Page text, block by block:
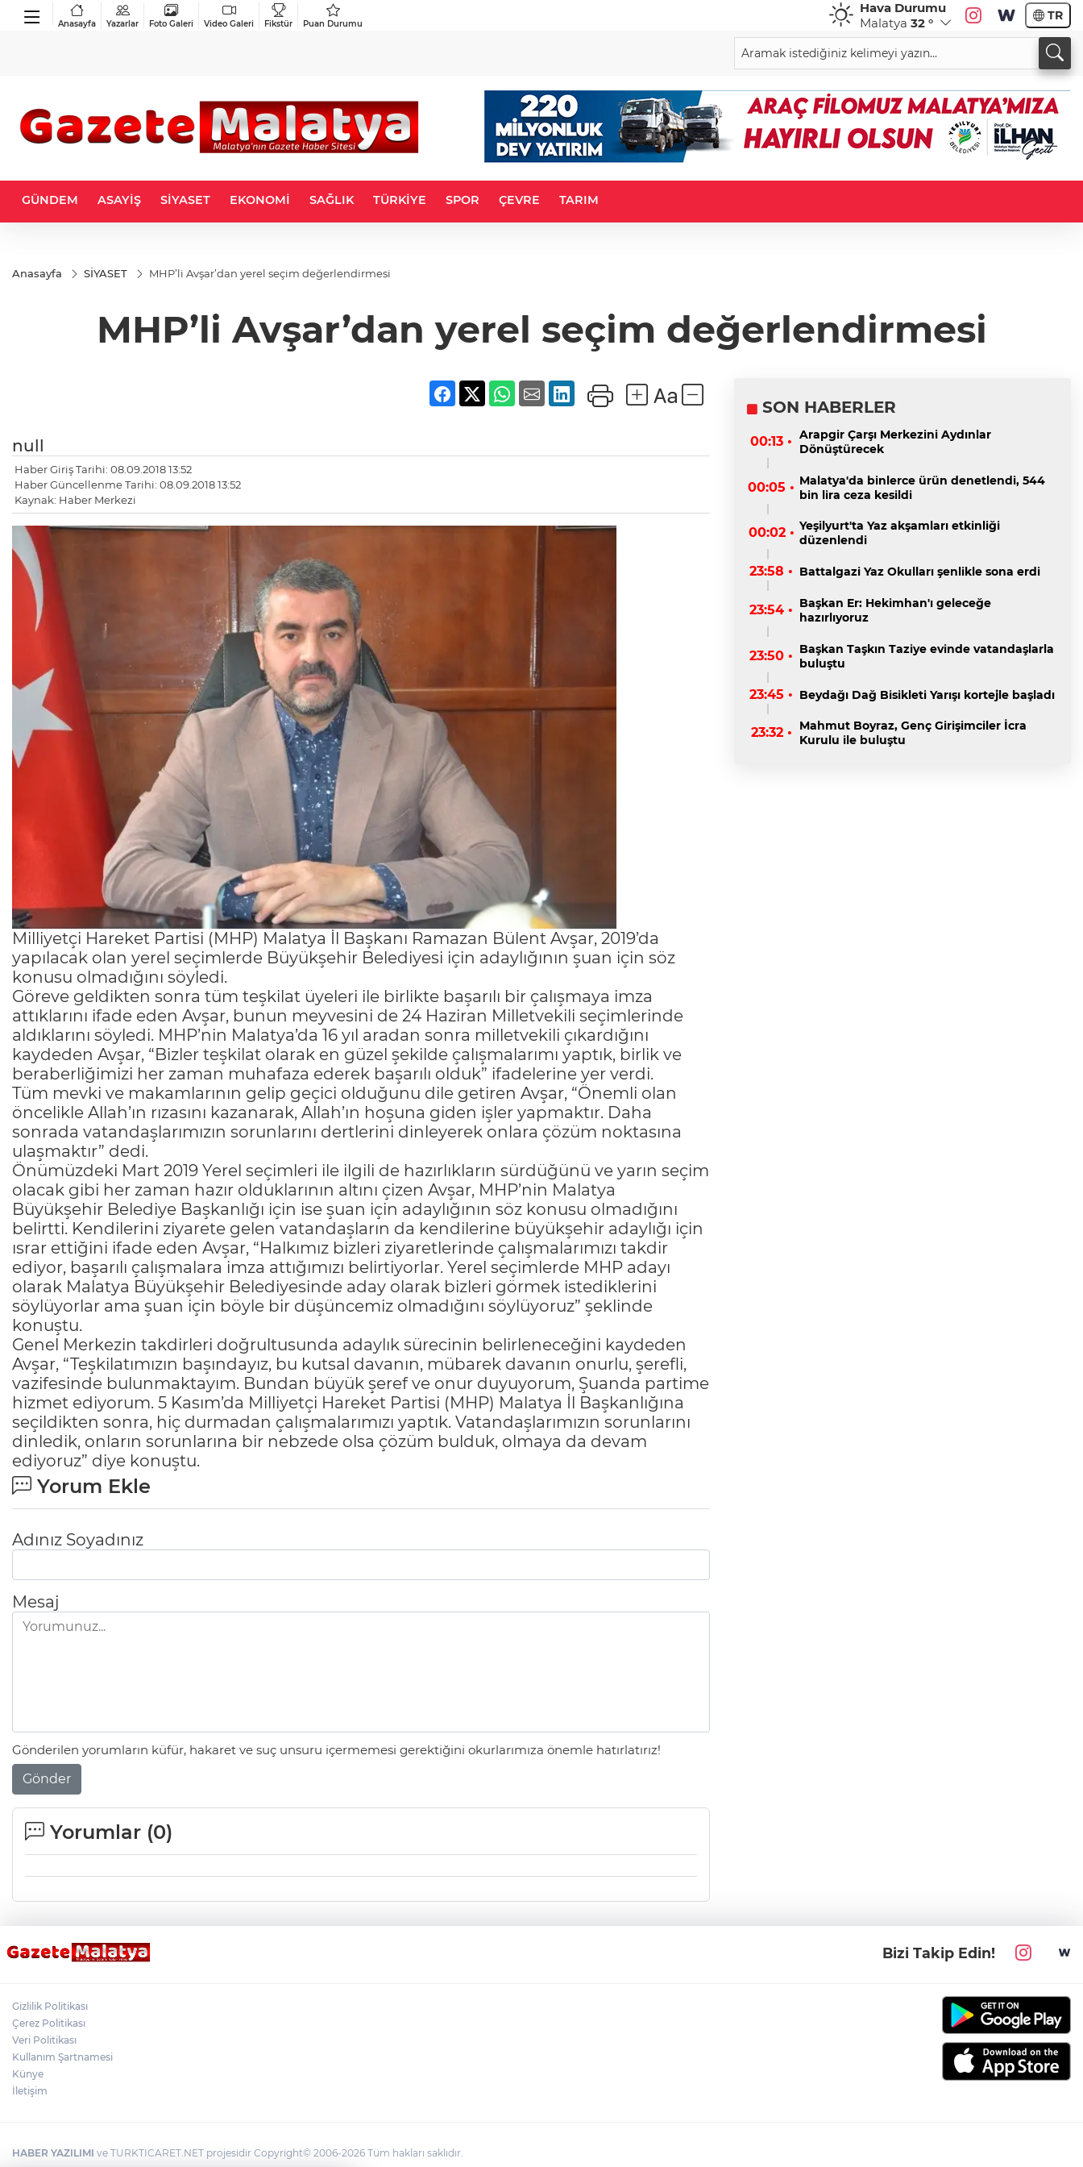
Anasayfa Yazarlar Foto Galeri Video Galeri Fikstür Puan Durumu
Hava Durumu
Malatya 32 ° TR
GÜNDEM ASAYİŞ SİYASET EKONOMİ SAĞLIK TÜRKİYE SPOR ÇEVRE TARIM
Anasayfa SİYASET MHP’li Avşar’dan yerel seçim değerlendirmesi
MHP’li Avşar’dan yerel seçim değerlendirmesi
null
Haber Giriş Tarihi: 08.09.2018 13:52
Haber Güncellenme Tarihi: 08.09.2018 13:52
Kaynak: Haber Merkezi
Milliyetçi Hareket Partisi (MHP) Malatya İl Başkanı Ramazan Bülent Avşar, 2019’da
yapılacak olan yerel seçimlerde Büyükşehir Belediyesi için adaylığının şuan için söz
konusu olmadığını söyledi.
Göreve geldikten sonra tüm teşkilat üyeleri ile birlikte başarılı bir çalışmaya imza
attıklarını ifade eden Avşar, bunun meyvesini de 24 Haziran Milletvekili seçimlerinde
aldıklarını söyledi. MHP’nin Malatya’da 16 yıl aradan sonra milletvekili çıkardığını
kaydeden Avşar, “Bizler teşkilat olarak en güzel şekilde çalışmalarımı yaptık, birlik ve
beraberliğimizi her zaman muhafaza ederek başarılı olduk” ifadelerine yer verdi.
Tüm mevki ve makamlarının gelip geçici olduğunu dile getiren Avşar, “Önemli olan
öncelikle Allah’ın rızasını kazanarak, Allah’ın hoşuna giden işler yapmaktır. Daha
sonrada vatandaşlarımızın sorunlarını dertlerini dinleyerek onlara çözüm noktasına
ulaşmaktır” dedi.
Önümüzdeki Mart 2019 Yerel seçimleri ile ilgili de hazırlıkların sürdüğünü ve yarın seçim
olacak gibi her zaman hazır olduklarının altını çizen Avşar, MHP’nin Malatya
Büyükşehir Belediye Başkanlığı için ise şuan için adaylığının söz konusu olmadığını
belirtti. Kendilerini ziyarete gelen vatandaşların da kendilerine büyükşehir adaylığı için
ısrar ettiğini ifade eden Avşar, “Halkımız bizleri ziyaretlerinde çalışmalarımızı takdir
ediyor, başarılı çalışmalara imza attığımızı belirtiyorlar. Yerel seçimlerde MHP adayı
olarak Malatya Büyükşehir Belediyesinde aday olarak bizleri görmek istediklerini
söylüyorlar ama şuan için böyle bir düşüncemiz olmadığını söylüyoruz” şeklinde
konuştu.
Genel Merkezin takdirleri doğrultusunda adaylık sürecinin belirleneceğini kaydeden
Avşar, “Teşkilatımızın başındayız, bu kutsal davanın, mübarek davanın onurlu, şerefli,
vazifesinde bulunmaktayım. Bundan büyük şeref ve onur duyuyorum, Şuanda partime
hizmet ediyorum. 5 Kasım’da Milliyetçi Hareket Partisi (MHP) Malatya İl Başkanlığına
seçildikten sonra, hiç durmadan çalışmalarımızı yaptık. Vatandaşlarımızın sorunlarını
dinledik, onların sorunlarına bir nebzede olsa çözüm bulduk, olmaya da devam
ediyoruz” diye konuştu.
Yorum Ekle
Adınız Soyadınız
Mesaj
Gönderilen yorumların küfür, hakaret ve suç unsuru içermemesi gerektiğini okurlarımıza önemle hatırlatırız!
Gönder
Yorumlar (0)
SON HABERLER
00:13 • Arapgir Çarşı Merkezini Aydınlar
Dönüştürecek
00:05 • Malatya'da binlerce ürün denetlendi, 544
bin lira ceza kesildi
00:02 • Yeşilyurt'ta Yaz akşamları etkinliği
düzenlendi
23:58 • Battalgazi Yaz Okulları şenlikle sona erdi
23:54 • Başkan Er: Hekimhan'ı geleceğe
hazırlıyoruz
23:50 • Başkan Taşkın Taziye evinde vatandaşlarla
buluştu
23:45 • Beydağı Dağ Bisikleti Yarışı kortejle başladı
23:32 •
Mahmut Boyraz, Genç Girişimciler İcra
Kurulu ile buluştu
Bizi Takip Edin!
Gizlilik Politikası
Çerez Politikası
Veri Politikası
Kullanım Şartnamesi
Künye
İletişim
HABER YAZILIMI ve TURKTICARET.NET projesidir Copyright© 2006-2026 Tüm hakları saklıdır.